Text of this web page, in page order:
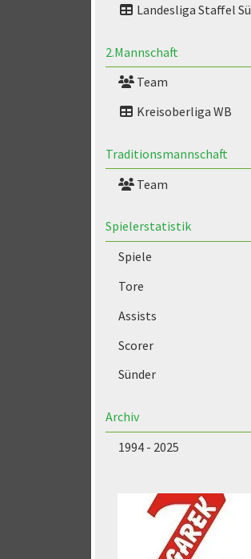
Landesliga Staffel
2.Mannschaft
Team
Kreisoberliga WB
Traditionsmannschaft
Team
Spielerstatistik
Spiele
Tore
Assists
Scorer
Sünder
Archiv
1994 - 2025